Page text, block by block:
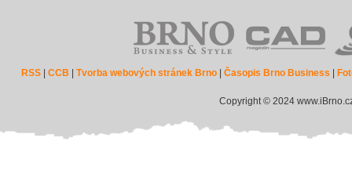
RSS |CCB |Tvorba webových stránek Brno |Časopis Brno Business
Copyright © 2024